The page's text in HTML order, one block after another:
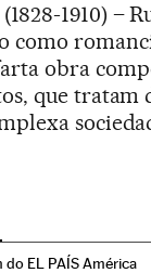
1910) –
como
obra
que tratam
do EL PAÍS América